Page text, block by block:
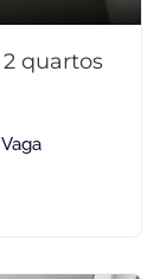
quartos